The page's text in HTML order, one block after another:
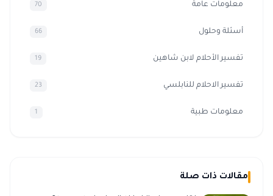
معلومات عامة 70
أسئلة وحلول 66
تفسير الأحلام لابن شاهين 19
تفسير الاحلام للنابلسي 23
معلومات طبية 1
مقالات ذات صلة